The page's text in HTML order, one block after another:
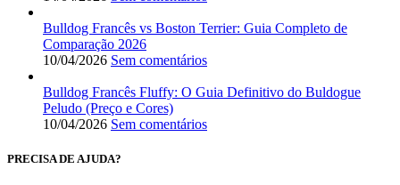
Bulldog Francês vs Boston Terrier: Guia Completo de
Comparação 2026
10/04/2026 Sem comentários
Bulldog Francês Fluffy: O Guia Definitivo do Buldogue
Peludo (Preço e Cores)
10/04/2026 Sem comentários
PRECISA DE AJUDA?